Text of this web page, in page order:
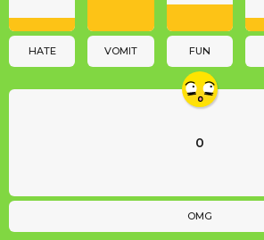
и
o
HATE VOMIT FUN
0
OMG